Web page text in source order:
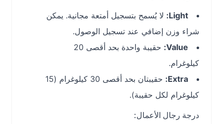
Light:
لا يُسمح بتسجيل أمتعة مجانية. يمكن
شراء وزن إضافي عند تسجيل الوصول.
Value:
حقيبة واحدة بحد أقصى 20
كيلوغرام.
Extra:
حقيبتان بحد أقصى 30 كيلوغرام (15
كيلوغرام لكل حقيبة).
درجة رجال الأعمال: